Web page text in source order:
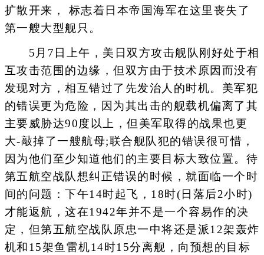
扩散开来， 标志着日本帝国海军在这里丧失了
第一艘大型舰只。
5月7日上午，美日双方攻击舰队刚好处于相
互攻击范围的边缘，但双方由于技术原因而没有
发现对方，相互错过了先发治人的时机。美军犯
的错误更为危险，因为其出击的舰载机偏离了其
主要威胁达90度以上，但美军取得的战果也更
大-敲掉了一艘航母;联合舰队犯的错误很可惜，
因为他们至少知道他们的主要目标大致位置。待
第五航空战队想纠正错误的时候，就面临一个时
间的问题：下午14时起飞，18时(日落后2小时)
才能返航，这在1942年并不是一个容易作的决
定，但第五航空战队原忠一中将还是派12架轰炸
机和15架鱼雷机14时15分离舰，向预想的目标